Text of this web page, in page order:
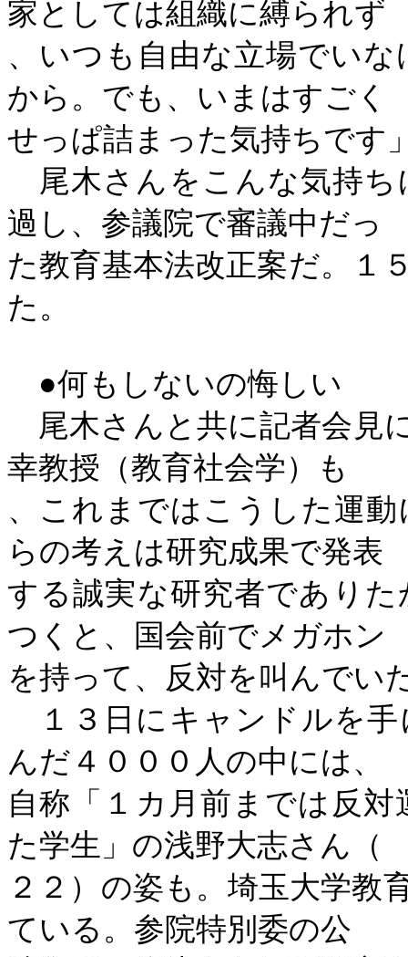
家としては組織に縛られず
、いつも自由な立場でい
から。でも、いまはすごく
せっぱ詰まった気持ちです
尾木さんをこんな気持ち
過し、参議院で審議中だっ
た教育基本法改正案だ。１
た。
●何もしないの悔しい
尾木さんと共に記者会見
幸教授（教育社会学）も
、これまではこうした運
らの考えは研究成果で発表
する誠実な研究者であり
つくと、国会前でメガホン
を持って、反対を叫んでい
１３日にキャンドルを手
んだ４０００人の中には、
自称「１カ月前までは反
た学生」の浅野大志さん（
２２）の姿も。埼玉大学教
ている。参院特別委の公